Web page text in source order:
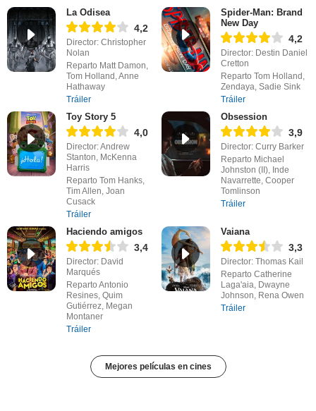
La Odisea
4,2
Director: Christopher
Nolan
Reparto Matt Damon,
Tom Holland, Anne
Hathaway
Tráiler
Spider-Man: Brand
New Day
4,2
Director: Destin Daniel
Cretton
Reparto Tom Holland,
Zendaya, Sadie Sink
Tráiler
Toy Story 5
4,0
Director: Andrew
Stanton, McKenna
Harris
Reparto Tom Hanks,
Tim Allen, Joan
Cusack
Tráiler
Obsession
3,9
Director: Curry Barker
Reparto Michael
Johnston (II), Inde
Navarrette, Cooper
Tomlinson
Tráiler
Haciendo amigos
3,4
Director: David
Marqués
Reparto Antonio
Resines, Quim
Gutiérrez, Megan
Montaner
Tráiler
Vaiana
3,3
Director: Thomas Kail
Reparto Catherine
Laga'aia, Dwayne
Johnson, Rena Owen
Tráiler
Mejores películas en cines